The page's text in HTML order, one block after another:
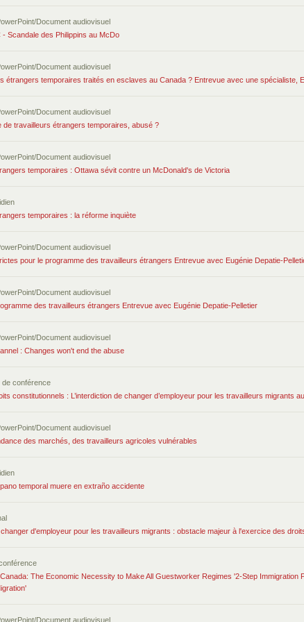
Document audiovisuel
- Scandale des Philippins au McDo
Document audiovisuel
étrangers temporaires traités en esclaves au Canada ? Entrevue avec une spécialiste,
Document audiovisuel
de travailleurs étrangers temporaires, abusé ?
Document audiovisuel
temporaires : Ottawa sévit contre un McDonald's de Victoria
temporaires : la réforme inquiète
Document audiovisuel
pour le programme des travailleurs étrangers Entrevue avec Eugénie Depatie-
Document audiovisuel
des travailleurs étrangers Entrevue avec Eugénie Depatie-Pelletier
Document audiovisuel
: Changes won't end the abuse
de conférence
constitutionnels : L’interdiction de changer d’employeur pour les travailleurs migrants
Document audiovisuel
des marchés, des travailleurs agricoles vulnérables
temporal muere en extraño accidente
d'employeur pour les travailleurs migrants : obstacle majeur à l'exercice des
The Economic Necessity to Make All Guestworker Regimes '2-Step Immigration
Document audiovisuel